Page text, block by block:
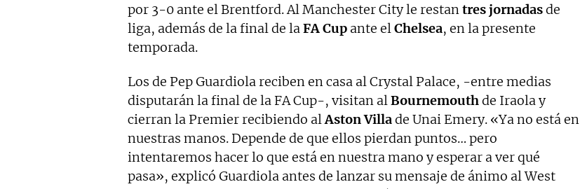
por 3-0 ante el Brentford. Al Manchester City le restantres jornadasde
liga, además de la final de laFA Cup ante elChelsea, en la presente
temporada.
Los de Pep Guardiola reciben en casa al Crystal Palace, -entre medias
disputarán la final de la FA Cup-, visitan alBournemouthde Iraola y
cierran la Premier recibiendo alAston Villade Unai Emery. «Ya no está en
nuestras manos. Depende de que ellos pierdan puntos… pero
intentaremos hacer lo que está en nuestra mano y esperar a ver qué
pasa», explicó Guardiola antes de lanzar su mensaje de ánimo al West